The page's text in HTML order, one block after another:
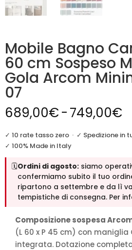
Mobile Bagno
60 cm Sospeso
Gola Arcom
07
689,00€-749,00€
a
✓ 10 rate tasso zero · ✓ Spedizione in
✓ 100% Made in Italy
🗓️Ordini di agosto: siamo
confermiamo subito il tuo
ripartono a settembre e da lì
tempistiche di consegna. Per
Composizione sospesa
(L 60 x P 45 cm) con maniglia
integrata. Dotazione